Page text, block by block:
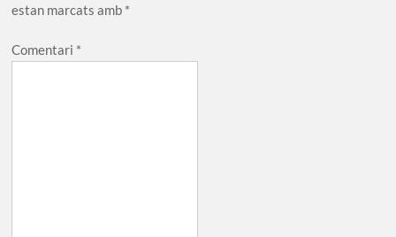
estan marcats amb *
Comentari *